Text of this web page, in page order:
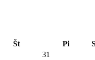
Št Pi
31